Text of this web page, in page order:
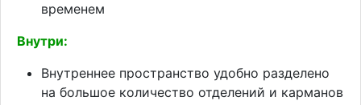
временем
Внутри:
Внутреннее пространство удобно разделено
на большое количество отделений и карманов